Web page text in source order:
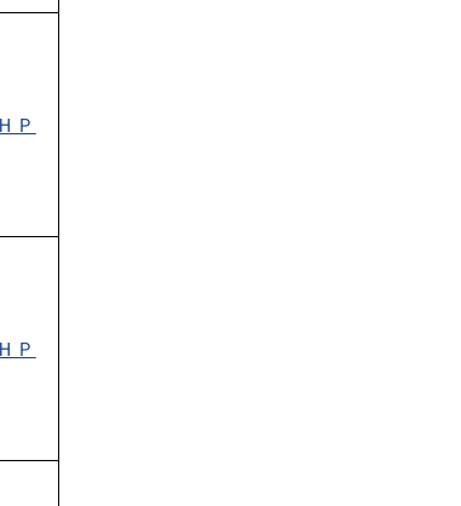
ＨＰ
ＨＰ